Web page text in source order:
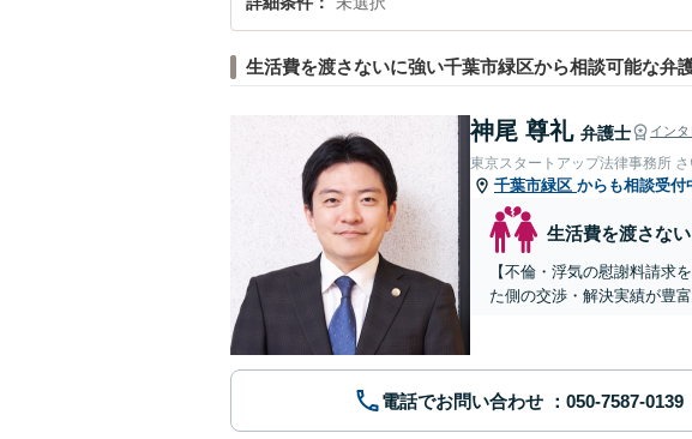
生活費を渡さないに強い千葉市緑区から相談可能な弁
神尾 尊礼 弁護士 イン
東京スタートアップ法律事務所
千葉市緑区 からも相談受付
生活費を渡さな
【不倫・浮気の慰謝料請求
た側の交渉・解決実績が豊
電話でお問い合わせ